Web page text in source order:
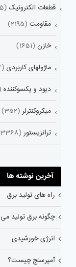
قطعات الکترونیک (11265)
مقاومت (2195)
خازن (1651)
ماژولهای کاربردی (1644)
دیود و یکسوکننده
میکروکنترلر (352)
ترانزیستور (3368)
آخرین نوشته ها
راه های تولید برق
چگونه برق تولید
انرژی خورشیدی
آمپرسنج چیست؟